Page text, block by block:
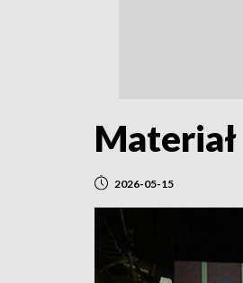
2026-05-15